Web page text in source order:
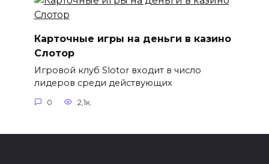
Карточные игры на деньги в казино
Слотор
Игровой клуб Slotor входит в число
лидеров среди действующих
0 2,1к.